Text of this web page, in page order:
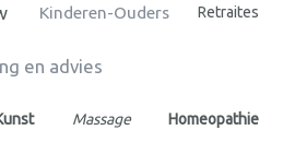
Kinderen-Ouders Retraites
en advies
Massage Homeopathie